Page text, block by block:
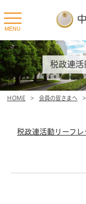
toggle
navigation
MENU
HOME > 会員の皆さまへ >
税政連
税政連活動リーフ